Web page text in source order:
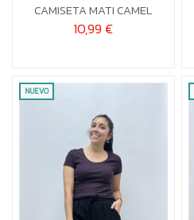
CAMISETA MATI CAMEL
10,99 €
 Añadir al carrito
NUEVO